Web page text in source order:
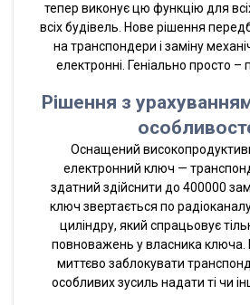
тепер виконує цю функцію для
всіх будівель. Нове рішення
на транспондери і заміну
електронні. Геніально просто –
Рішення з
Оснащений
електронний ключ —
здатний здійснити до 400000
ключ звертається по
циліндру, який спрацьовує
повноважень у власника ключа.
миттєво заблокувати
особливих зусиль надати ті чи